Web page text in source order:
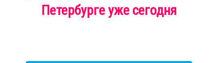
Петербурге уже сегодня